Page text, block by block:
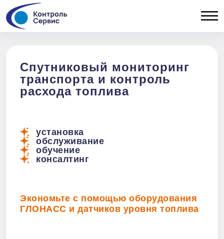
ОТРАСЛЕВЫЕ РЕШЕНИЯ
Сельхозтехника
коммерческий
транспорт
Рефрижераторы
Тепловозы
Вывоз ТБО
контроллеры
Датчики уровня
топлива
Спутниковый мониторинг
транспорта и контроль
расхода топлива
установка
обслуживание
обучение
консалтинг
Экономьте с помощью оборудования
ГЛОНАСС и датчиков уровня топлива